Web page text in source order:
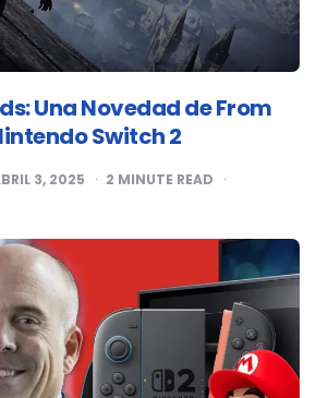
Una Novedad de From
Switch 2
3, 2025 2 MINUTE READ